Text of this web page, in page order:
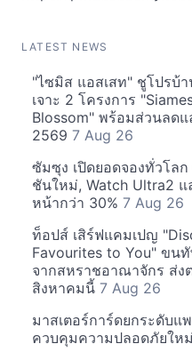
LATEST NEWS
"ไซมิส แอสเสท" ชูโปรบ้
เจาะ 2 โครงการ
Blossom" พร้อมส่วนลด
2569 7 Aug 26
ซัมซุง เปิดยอดจองทั่วโลก
ชันใหม่, Watch Ultra2
หน้ากว่า 30% 7 Aug 26
ท็อปส์ เสิร์ฟแคมเปญ
Favourites to You" ขน
จากสหราชอาณาจักร ส่ง
สิงหาคมนี้ 7 Aug 26
มาสเตอร์การ์ดยกระดับ
ควบคุมความปลอดภัยใหม่